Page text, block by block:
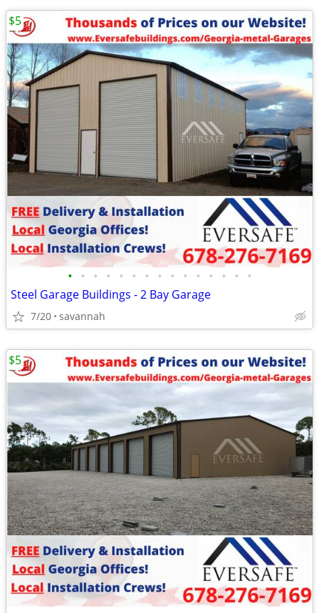
• • • • • • • • • • • • • • •
Steel Garage Buildings - 2 Bay Garage
7/20 savannah
$5
$5